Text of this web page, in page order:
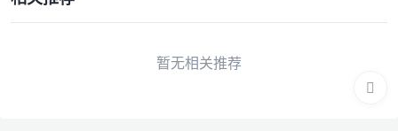
暂无相关推荐